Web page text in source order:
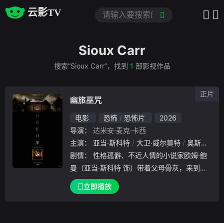
云影TV
Sioux Carr
搜索“Sioux Carr”，找到 1 部影视作品
幽旅巫咒
电影 恐怖 恐怖片
2026
导演：
达米安·麦克·卡西
主演：
亚当·斯科特 大卫·威尔莫特
奥斯丁·阿梅里奥
剧情：
曼（亚当·斯科特 饰）带着父母骨灰，来到偏
远阴郁的爱尔兰乡间，重返父母曾经最幸福的
地方。他入住父母当年度蜜月的古老旅馆，却
立即播放
正片